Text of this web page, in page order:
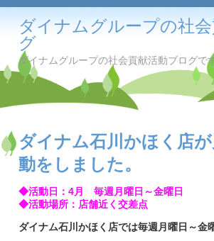
ダイナムグループの社
グ
ダイナムグループの社会貢献活動ブログです
ダイナム石川かほく店
動をしました。
◆活動日：4月 毎週月曜日～金曜日
◆活動場所：店舗近く交差点
ダイナム石川かほく店では毎週月曜日～金